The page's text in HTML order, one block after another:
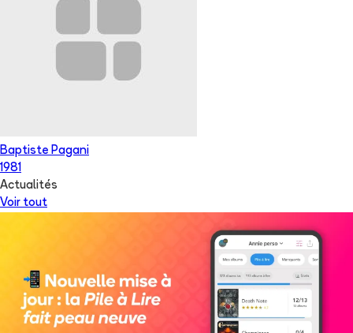
Baptiste Pagani
1981
Actualités
Voir tout